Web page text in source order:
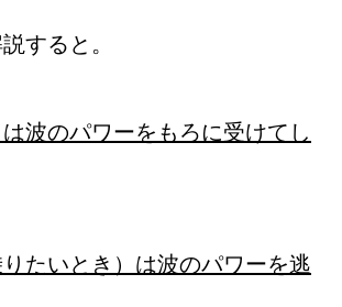
すると。
波のパワーをもろに受けてし
たいとき）は波のパワーを逃